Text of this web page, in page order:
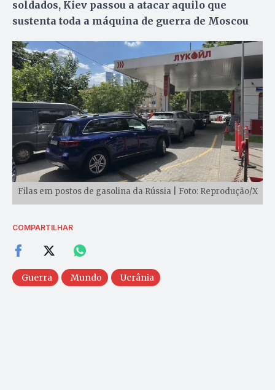
soldados, Kiev passou a atacar aquilo que
sustenta toda a máquina de guerra de Moscou
Filas em postos de gasolina da Rússia | Foto: Reprodução/X
COMPARTILHAR
Guerra Mundo Ucrânia